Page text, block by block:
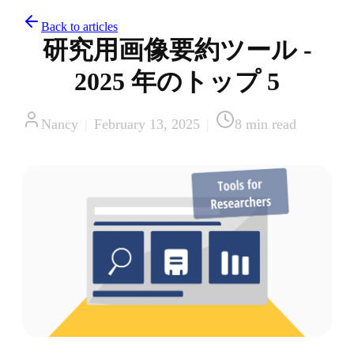
Back to articles
研究用画像要約ツール -
2025 年のトップ 5
Nancy February 13, 2025 8 min read